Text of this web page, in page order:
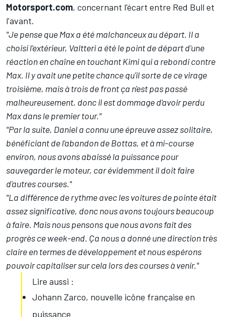
Motorsport.com, concernant l'écart entre Red Bull et
l'avant.
"Je pense que Max a été malchanceux au départ. Il a
choisi l'extérieur, Valtteri a été le point de départ d'une
réaction en chaîne en touchant Kimi qui a rebondi contre
Max. Il y avait une petite chance qu'il sorte de ce virage
troisième, mais à trois de front ça n'est pas passé
malheureusement, donc il est dommage d'avoir perdu
Max dans le premier tour."
"Par la suite, Daniel a connu une épreuve assez solitaire,
bénéficiant de l'abandon de Bottas, et à mi-course
environ, nous avons abaissé la puissance pour
sauvegarder le moteur, car évidemment il doit faire
d'autres courses."
"La différence de rythme avec les voitures de pointe était
assez significative, donc nous avons toujours beaucoup
à faire. Mais nous pensons que nous avons fait des
progrès ce week-end. Ça nous a donné une direction très
claire en termes de développement et nous espérons
pouvoir capitaliser sur cela lors des courses à venir."
Lire aussi :
Johann Zarco, nouvelle icône française en
puissance